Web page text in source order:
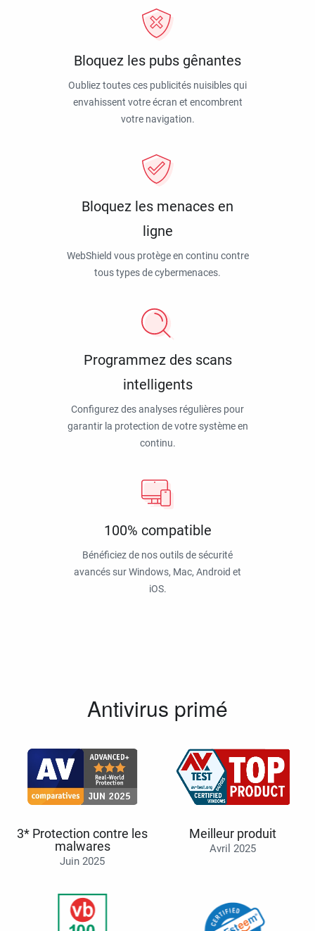
Bloquez les pubs gênantes
Oubliez toutes ces publicités nuisibles qui
envahissent votre écran et encombrent
votre navigation.
Bloquez les menaces en
ligne
WebShield vous protège en continu contre
tous types de cybermenaces.
Programmez des scans
intelligents
Configurez des analyses régulières pour
garantir la protection de votre système en
continu.
100% compatible
Bénéficiez de nos outils de sécurité
avancés sur Windows, Mac, Android et
iOS.
Antivirus primé
3* Protection contre les
malwares
Juin 2025
Meilleur produit
Avril 2025